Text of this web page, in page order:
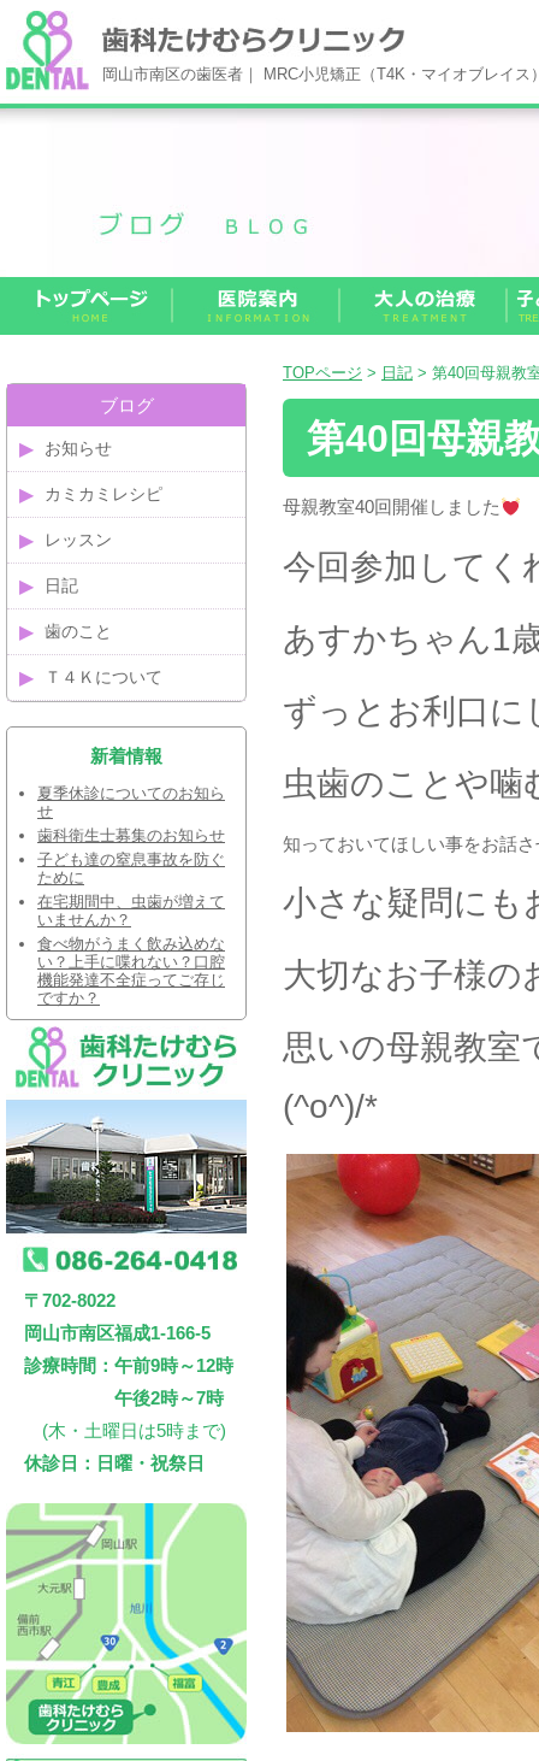
岡山市南区の歯医者｜ MRC小児矯正（T4K・マイオブレイ
TOPページ > 日記 > 第40回母親教
第40回母親
母親教室40回開催しました
今回参加してく
あすかちゃん1
ずっとお利口に
虫歯のことや噛
知っておいてほしい事をお話
小さな疑問にも
大切なお子様の
思いの母親教室
(^o^)/*
ブログ
お知らせ
カミカミレシピ
レッスン
日記
歯のこと
Ｔ４Ｋについて
新着情報
夏季休診についてのお知ら
せ
歯科衛生士募集のお知らせ
子ども達の窒息事故を防ぐ
ために
在宅期間中、虫歯が増えて
いませんか？
食べ物がうまく飲み込めな
い？上手に喋れない？口腔
機能発達不全症ってご存じ
ですか？
〒702-8022
岡山市南区福成1-166-5
診療時間：午前9時～12時
午後2時～7時
(木・土曜日は5時まで)
休診日：日曜・祝祭日